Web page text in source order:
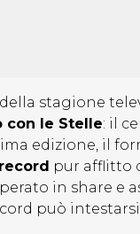
stagione
con le Stelle: il
edizione, il
pur afflitto
in share e
può